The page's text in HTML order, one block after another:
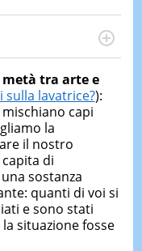
DI
IERI
Management
digitale. Si
in ottica SEO e
attraverso
tra arte e
lavatrice?):
capi
la
il nostro
di
una sostanza
quanti di voi si
e sono stati
situazione fosse